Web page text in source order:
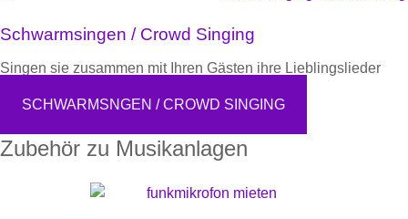
Schwarmsingen / Crowd Singing
Singen sie zusammen mit Ihren Gästen ihre Lieblingslieder
SCHWARMSNGEN / CROWD SINGING
Zubehör zu Musikanlagen